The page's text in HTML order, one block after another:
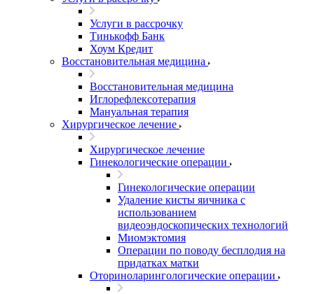
Услуги в рассрочку
Тинькофф Банк
Хоум Кредит
Восстановительная медицина
Восстановительная медицина
Иглорефлексотерапия
Мануальная терапия
Хирургическое лечение
Хирургическое лечение
Гинекологические операции
Гинекологические операции
Удаление кисты яичника с
использованием
видеоэндоскопических технологий
Миомэктомия
Операции по поводу бесплодия на
придатках матки
Оториноларингологические операции